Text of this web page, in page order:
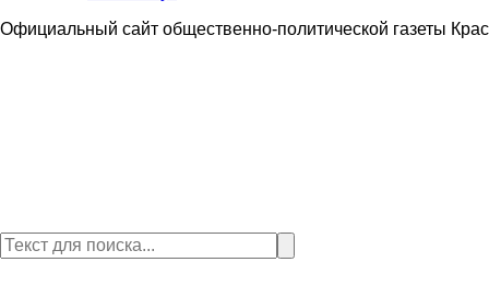
Официальный сайт общественно-политической газеты